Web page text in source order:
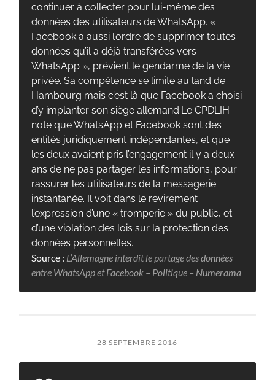
continuer à collecter pour lui-même des
données des utilisateurs de WhatsApp. «
Facebook a aussi l’ordre de supprimer toutes
données qu’il a déjà transférées vers
WhatsApp », prévient le gendarme de la vie
privée. Sa compétence se limite au land de
Hambourg mais c’est là que Facebook a choisi
d’y implanter son siège allemand.Le CPDLIH
note que WhatsApp et Facebook sont des
entités juridiquement indépendantes, et que
les deux avaient pris l’engagement il y a deux
ans de ne pas partager les informations, pour
rassurer les utilisateurs de la messagerie
instantanée. Il voit dans le revirement
l’expression d’une « tromperie » du public, et
d’une violation des lois sur la protection des
données personnelles.
Source : L’Allemagne interdit le partage des données
entre WhatsApp et Facebook – Politique – Numerama
28 SEPTEMBRE 2016